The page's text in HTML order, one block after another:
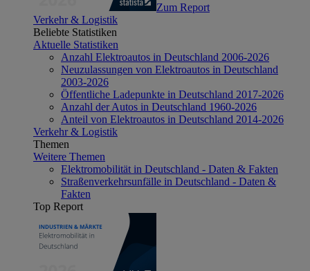
Zum Report
Verkehr & Logistik
Beliebte Statistiken
Aktuelle Statistiken
Anzahl Elektroautos in Deutschland 2006-2026
Neuzulassungen von Elektroautos in Deutschland
2003-2026
Öffentliche Ladepunkte in Deutschland 2017-2026
Anzahl der Autos in Deutschland 1960-2026
Anteil von Elektroautos in Deutschland 2014-2026
Verkehr & Logistik
Themen
Weitere Themen
Elektromobilität in Deutschland - Daten & Fakten
Straßenverkehrsunfälle in Deutschland - Daten &
Fakten
Top Report